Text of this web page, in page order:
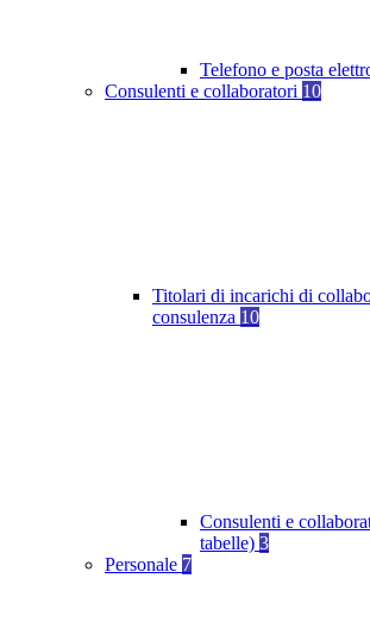
Telefono e posta
Consulenti e collaboratori 10
Titolari di incarichi di
consulenza 10
Consulenti e
tabelle) 3
Personale 7